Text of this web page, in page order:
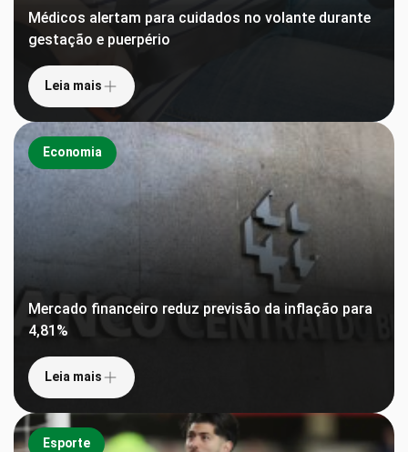
Médicos alertam para cuidados no volante durante
gestação e puerpério
Leia mais
Economia
Mercado financeiro reduz previsão da inflação para
4,81%
Leia mais
Esporte